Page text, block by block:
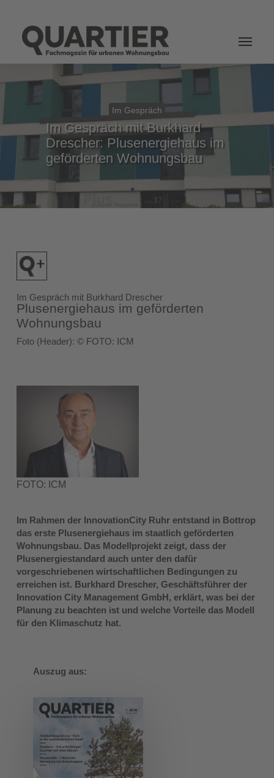
Im Gespräch
Im Gespräch mit Burkhard
Drescher: Plusenergiehaus im
geförderten Wohnungsbau
Im Gespräch mit Burkhard Drescher
Plusenergiehaus im geförderten
Wohnungsbau
Foto (Header): © FOTO: ICM
FOTO: ICM
Im Rahmen der InnovationCity Ruhr entstand in Bottrop
das erste Plusenergiehaus im staatlich geförderten
Wohnungsbau. Das Modellprojekt zeigt, dass der
Plusenergiestandard auch unter den dafür
vorgeschriebenen wirtschaftlichen Bedingungen zu
erreichen ist. Burkhard Drescher, Geschäftsführer der
Innovation City Management GmbH, erklärt, was bei der
Planung zu beachten ist und welche Vorteile das Modell
für den Klimaschutz hat.
Auszug aus: